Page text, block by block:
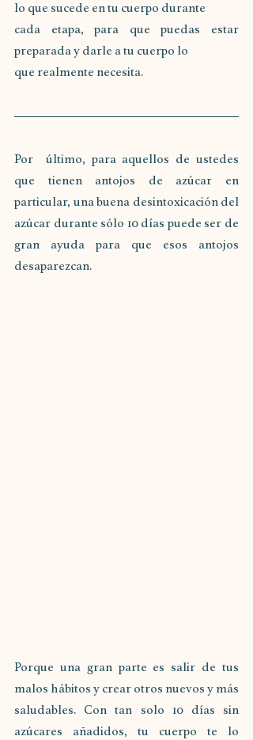
lo que sucede en tu cuerpo durante
cada etapa, para que puedas estar
preparada y darle a tu cuerpo lo
que realmente necesita.
Por  último, para aquellos de ustedes
que tienen antojos de azúcar en
particular, una buena desintoxicación del
azúcar durante sólo 10 días puede ser de
gran ayuda para que esos antojos
desaparezcan.
Porque una gran parte es salir de tus
malos hábitos y crear otros nuevos y más
saludables. Con tan solo 10 días sin
azúcares añadidos, tu cuerpo te lo